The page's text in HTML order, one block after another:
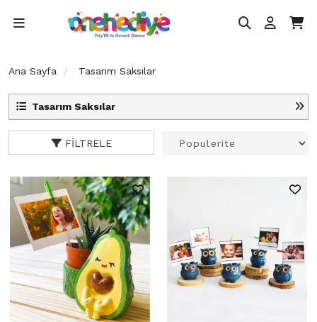
Ana Sayfa Tasarım Saksılar
Tasarım Saksılar
FILTRELE